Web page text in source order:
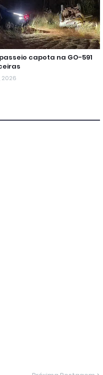
capota na GO-591
2026